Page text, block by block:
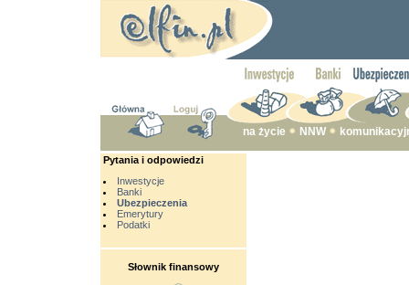
na życie NNW
Pytania i odpowiedzi
Inwestycje
Banki
Ubezpieczenia
Emerytury
Podatki
Słownik finansowy